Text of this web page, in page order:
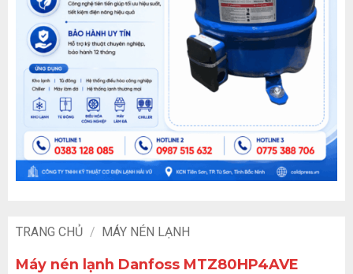
TRANG CHỦ / MÁY NÉN LẠNH
Máy nén lạnh Danfoss MTZ80HP4AVE